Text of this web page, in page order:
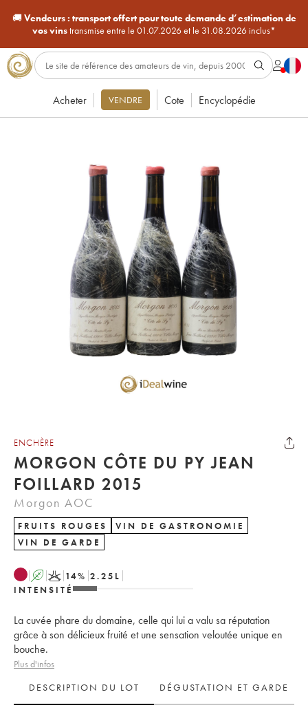
🚚Vendeurs : transport offert pour toute demande d’estimation de
vos vinstransmise entre le 01.07.2026 et le 31.08.2026 inclus*
Acheter VENDRE Cote Encyclopédie
ENCHÈRE
MORGON CÔTE DU PY JEAN
FOILLARD 2015
Morgon AOC
FRUITS ROUGES
VIN DE GASTRONOMIE
VIN DE GARDE
A K 14% 2.25 L
INTENSITÉ
La cuvée phare du domaine, celle qui lui a valu sa réputation
grâce à son délicieux fruité et une sensation veloutée unique en
bouche.
Plus d'infos
DESCRIPTION DU LOT
DÉGUSTATION ET GARDE